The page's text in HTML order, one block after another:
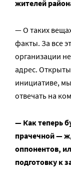
жителей
— О таких
факты. За все
организации
адрес.
инициативе,
отвечать на
— Как теперь
прачечной —
оппонентов,
подготовку к